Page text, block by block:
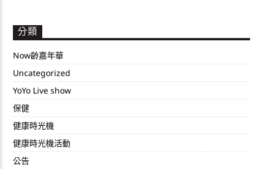
分類
Now齡嘉年華
Uncategorized
YoYo Live show
保健
健康時光機
健康時光機活動
公告